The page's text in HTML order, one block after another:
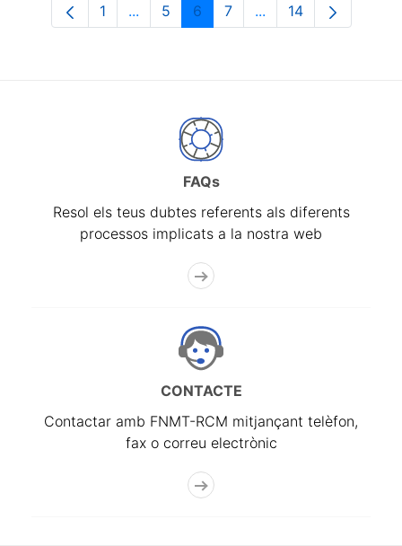
Pàgina
1 ...Pàgines intermèdies Utilitzeu TAB per
Pàgina
5 Pàgina
6 Pàgina
7 ...PàginesPàgina
14
FAQs
Resol els teus dubtes referents als diferents
processos implicats a la nostra web
CONTACTE
Contactar amb FNMT-RCM mitjançant telèfon,
fax o correu electrònic